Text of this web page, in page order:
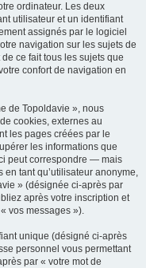
ordinateur. Les deux
utilisateur et un identifiant
assignés par le logiciel
navigation sur les sujets de
ce fait tous les sujets que
confort de navigation en
de Topoldavie », nous
cookies, externes au
les pages créées par le
les informations que
peut correspondre — mais
tant qu’utilisateur anonyme,
» (désignée ci-après par
après votre inscription et
vos messages »).
unique (désigné ci-après
personnel vous permettant
par « votre mot de